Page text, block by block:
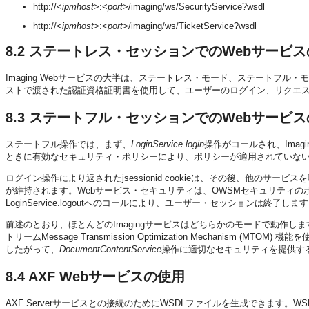
http://<ipmhost>:<port>/imaging/ws/SecurityService?wsdl
http://<ipmhost>:<port>/imaging/ws/TicketService?wsdl
8.2 ステートレス・セッションでのWebサービ
Imaging Webサービスの大半は、ステートレス・モード、ステートフル
ストで渡された認証資格証明書を使用して、ユーザーのログイン、リク
8.3 ステートフル・セッションでのWebサービ
ステートフル操作では、まず、 LoginService.login操作がコールされ、
ときに有効なセキュリティ・ポリシーにより、ポリシーが適用されていな
ログイン操作により返されたjsessionid cookieは、その後、他のサービス
が維持されます。Webサービス・セキュリティは、OWSMセキュリティ
LoginService.logoutへのコールにより、ユーザー・セッションは終了しま
前述のとおり、ほとんどのImagingサービスはどちらかのモードで動作しま
トリームMessage Transmission Optimization Mechanism (MTOM) 機能
したがって、 DocumentContentService操作に適切なセキュリティを提供
8.4 AXF Webサービスの使用
AXF Serverサービスとの接続のためにWSDLファイルを生成できます。